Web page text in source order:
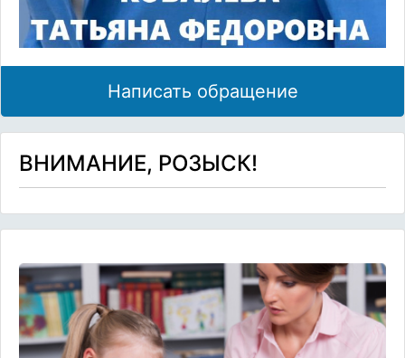
Написать обращение
ВНИМАНИЕ, РОЗЫСК!